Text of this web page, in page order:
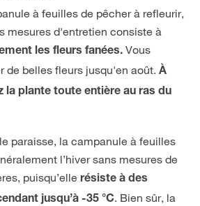
à feuilles de pêcher à refleurir,
mesures d'entretien consiste à
les fleurs fanées. Vous
de belles fleurs jusqu'en août. À
la plante toute entière au ras du
paraisse, la campanule à feuilles
l’hiver sans mesures de
puisqu’elle résiste à des
jusqu’à -35 °C. Bien sûr, la